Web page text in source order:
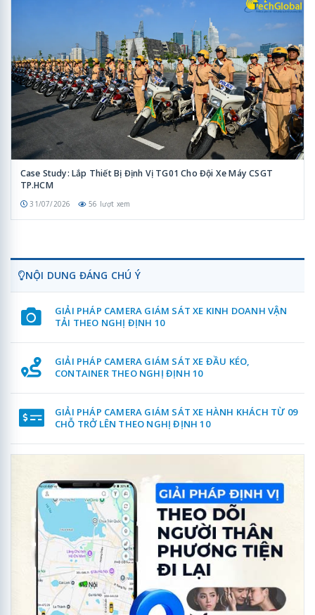
Case Study: Lắp Thiết Bị Định Vị TG01 Cho Đội Xe Máy CSGT
TP.HCM
31/07/2026 56 lượt xem
NỘI DUNG ĐÁNG CHÚ Ý
GIẢI PHÁP CAMERA GIÁM SÁT XE KINH DOANH VẬN
TẢI THEO NGHỊ ĐỊNH 10
GIẢI PHÁP CAMERA GIÁM SÁT XE ĐẦU KÉO,
CONTAINER THEO NGHỊ ĐỊNH 10
GIẢI PHÁP CAMERA GIÁM SÁT XE HÀNH KHÁCH TỪ 09
CHỖ TRỞ LÊN THEO NGHỊ ĐỊNH 10